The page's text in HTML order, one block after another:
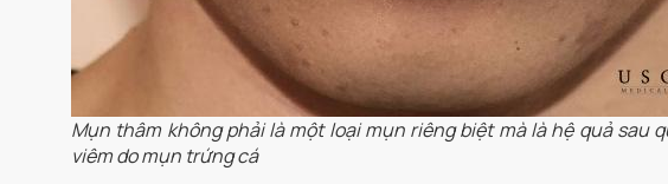
Mụn thâm không phải là một loại mụn riêng biệt mà là hệ quả sau
viêm do mụn trứng cá